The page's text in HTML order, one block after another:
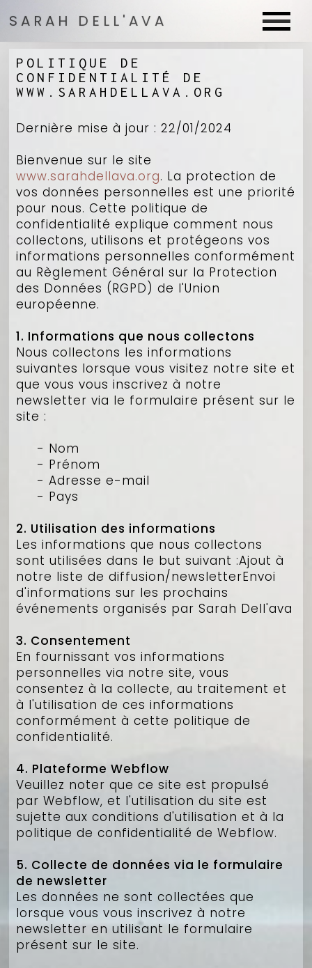
SARAH DELL'AVA
SARAH DELL'AVA
POLITIQUE DE
CONFIDENTIALITÉ DE
WWW.SARAHDELLAVA.ORG
Dernière mise à jour : 22/01/2024
Bienvenue sur le site
www.sarahdellava.org. La protection de
vos données personnelles est une priorité
pour nous. Cette politique de
confidentialité explique comment nous
collectons, utilisons et protégeons vos
informations personnelles conformément
au Règlement Général sur la Protection
des Données (RGPD) de l'Union
européenne.
1. Informations que nous collectons
Nous collectons les informations
suivantes lorsque vous visitez notre site et
que vous vous inscrivez à notre
newsletter via le formulaire présent sur le
site :
- Nom
- Prénom
- Adresse e-mail
- Pays
2. Utilisation des informations
Les informations que nous collectons
sont utilisées dans le but suivant :Ajout à
notre liste de diffusion/newsletterEnvoi
d'informations sur les prochains
événements organisés par Sarah Dell'ava
3. Consentement
En fournissant vos informations
personnelles via notre site, vous
consentez à la collecte, au traitement et
à l'utilisation de ces informations
conformément à cette politique de
confidentialité.
4. Plateforme Webflow
Veuillez noter que ce site est propulsé
par Webflow, et l'utilisation du site est
sujette aux conditions d'utilisation et à la
politique de confidentialité de Webflow.
5. Collecte de données via le formulaire
de newsletter
Les données ne sont collectées que
lorsque vous vous inscrivez à notre
newsletter en utilisant le formulaire
présent sur le site.